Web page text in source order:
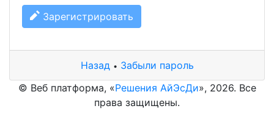
Зарегистрировать
Назад • Забыли пароль
© Веб платформа, «Решения АйЭсДи», 2026. Все
права защищены.